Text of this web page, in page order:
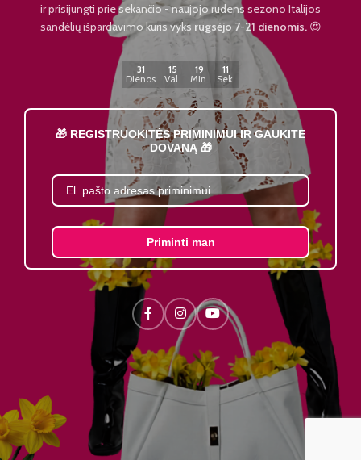
ir prisijungti prie sekančio - naujojo rudens sezono Italijos
sandėlių išpardavimo kuris vyks rugsėjo 7-21 dienomis.😍
31
Dienos
15
Val.
19
Min.
10
Sek.
🎁 REGISTRUOKITĖS PRIMINIMUI IR GAUKITE
DOVANĄ 🎁
Priminti man